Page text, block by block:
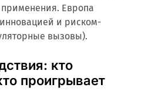
Европа
и риском-
вызовы).
кто
проигрывает